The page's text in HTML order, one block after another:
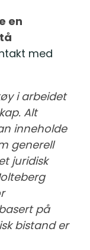
en
med
i arbeidet
Alt
inneholde
generell
juridisk
på
bistand er